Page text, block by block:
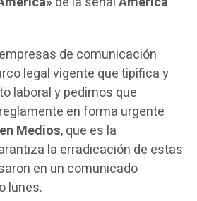
de comunicación
legal vigente que tipifica y
laboral y pedimos que
en forma urgente
Medios, que es la
la erradicación de estas
en un comunicado
lunes.